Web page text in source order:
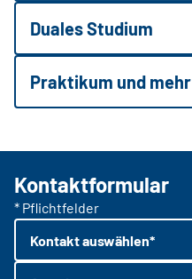
Duales Studium
Praktikum und mehr
Kontaktformular
* Pflichtfelder
Kontakt auswählen*